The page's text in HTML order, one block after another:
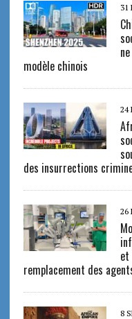
31
modèle chinois
24
des insurrections
26
et
remplacement des
8